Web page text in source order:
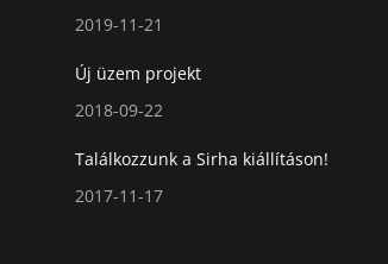
2019-11-21
Új üzem projekt
2018-09-22
Találkozzunk a Sirha kiállításon!
2017-11-17